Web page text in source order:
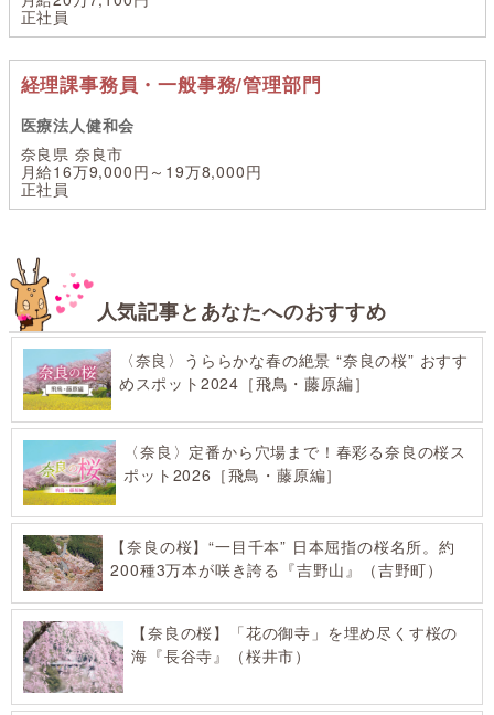
正社員
経理課事務員・一般事務/管理部門
医療法人健和会
奈良県 奈良市
月給16万9,000円～19万8,000円
正社員
人気記事とあなたへのおすすめ
〈奈良〉うららかな春の絶景 “奈良の桜” おすす
めスポット2024［飛鳥・藤原編］
〈奈良〉定番から穴場まで！春彩る奈良の桜ス
ポット2026［飛鳥・藤原編］
【奈良の桜】“一目千本” 日本屈指の桜名所。約
200種3万本が咲き誇る『吉野山』（吉野町）
【奈良の桜】「花の御寺」を埋め尽くす桜の
海『長谷寺』（桜井市）